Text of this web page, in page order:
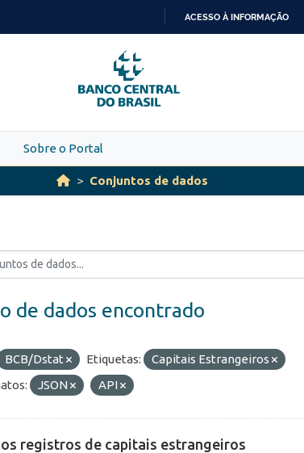
PARA
O
CONTEÚDO
ACESSO À INFORMAÇÃO
Sobre o Portal
Conjuntos de dados
de dados encontrado
BCB/Dstat Etiquetas:
Capitais Estrangeiros
JSON API
registros de capitais estrangeiros